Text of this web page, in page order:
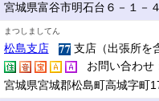
宮城県富谷市明石台６－１－
まつしましてん
松島支店
支店（出張所を
お問い合わせ
宮城県宮城郡松島町高城字町